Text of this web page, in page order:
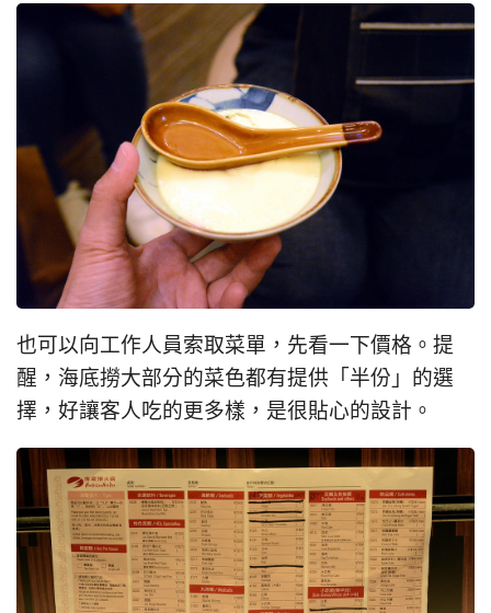
也可以向工作人員索取菜單，先看一下價格。提
醒，海底撈大部分的菜色都有提供「半份」的選
擇，好讓客人吃的更多樣，是很貼心的設計。